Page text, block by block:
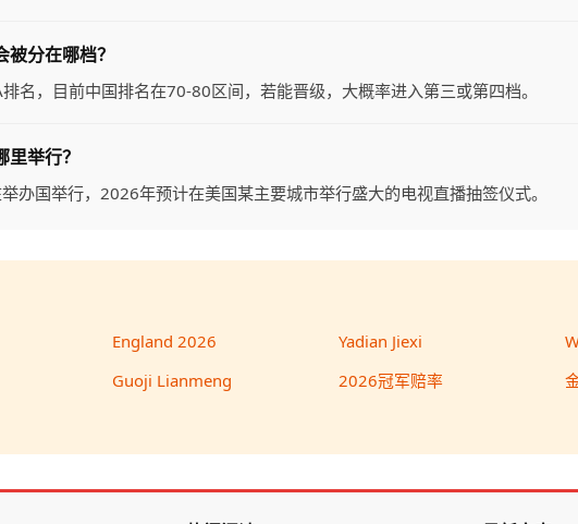
分在哪档？
名，目前中国排名在70-80区间，若能晋级，大概率进入第三或第四档。
举行？
办国举行，2026年预计在美国某主要城市举行盛大的电视直播抽签仪式。
England 2026 Yadian Jiexi
Guoji Lianmeng 2026冠军赔率